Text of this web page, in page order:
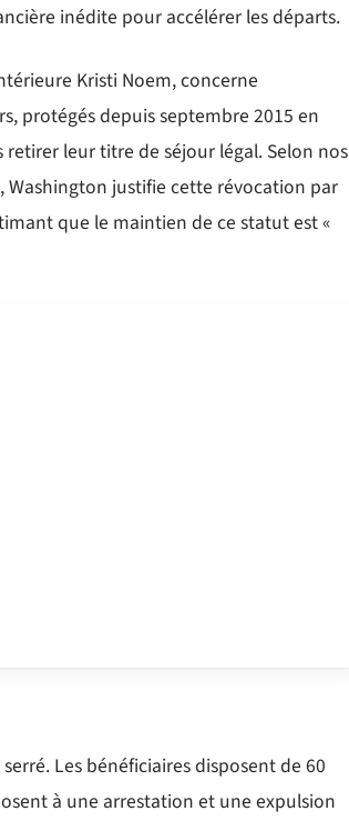
inédite pour accélérer les départs.
Kristi Noem, concerne
protégés depuis septembre 2015 en
leur titre de séjour légal. Selon nos
Washington justifie cette révocation par
que le maintien de ce statut est «
Les bénéficiaires disposent de 60
à une arrestation et une expulsion